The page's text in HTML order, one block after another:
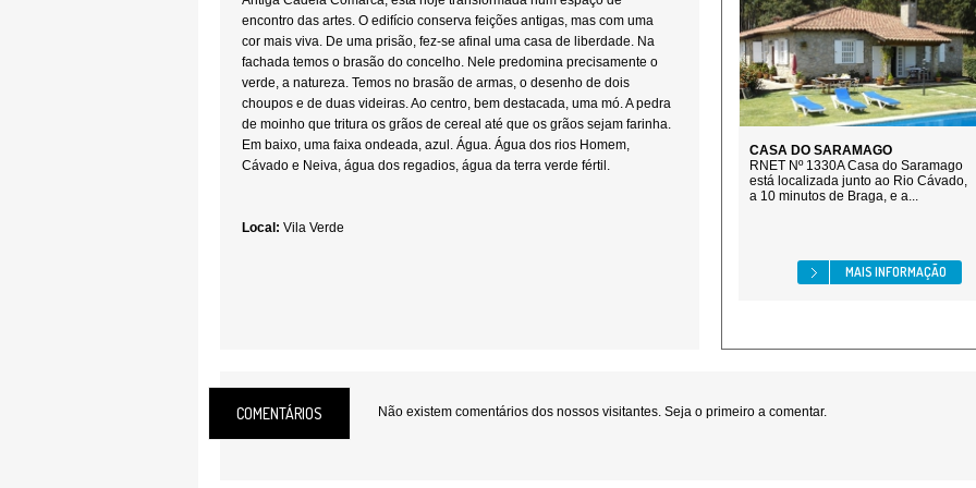
encontro das artes. O edifício conserva feições antigas, mas com uma
cor mais viva. De uma prisão, fez-se afinal uma casa de liberdade. Na
fachada temos o brasão do concelho. Nele predomina precisamente o
verde, a natureza. Temos no brasão de armas, o desenho de dois
choupos e de duas videiras. Ao centro, bem destacada, uma mó. A pedra
de moinho que tritura os grãos de cereal até que os grãos sejam farinha.
Em baixo, uma faixa ondeada, azul. Água. Água dos rios Homem,
Cávado e Neiva, água dos regadios, água da terra verde fértil.
Local: Vila Verde
CASA DO SARAMAGO
RNET Nº 1330A Casa do Saramago
está localizada junto ao Rio Cávado,
a 10 minutos de Braga, e a...
MAIS INFORMAÇÃO
COMENTÁRIOS Não existem comentários dos nossos visitantes. Seja o primeiro a comentar.